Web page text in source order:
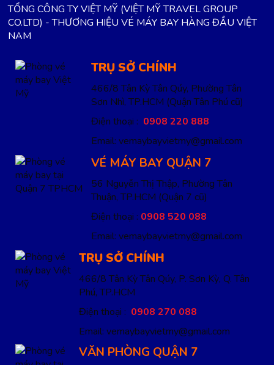
TỔNG CÔNG TY VIỆT MỸ (VIỆT MỸ TRAVEL GROUP
CO.LTD) - THƯƠNG HIỆU VÉ MÁY BAY HÀNG ĐẦU VIỆT
NAM
TRỤ SỞ CHÍNH
466/8 Tân Kỳ Tân Qúy, Phường Tân
Sơn Nhì, TP.HCM (Quận Tân Phú cũ)
Điện thoại : 0908 220 888
Email: vemaybayvietmy@gmail.com
VÉ MÁY BAY QUẬN 7
56 Nguyễn Thị Thập, Phường Tân
Thuận, TP.HCM (Quận 7 cũ)
Điện thoại : 0908 520 088
Email: vemaybayvietmy@gmail.com
TRỤ SỞ CHÍNH
466/8 Tân Kỳ Tân Qúy, P. Sơn Kỳ, Q. Tân
Phú, TP.HCM
Điện thoại : 0908 270 088
Email: vemaybayvietmy@gmail.com
VĂN PHÒNG QUẬN 7